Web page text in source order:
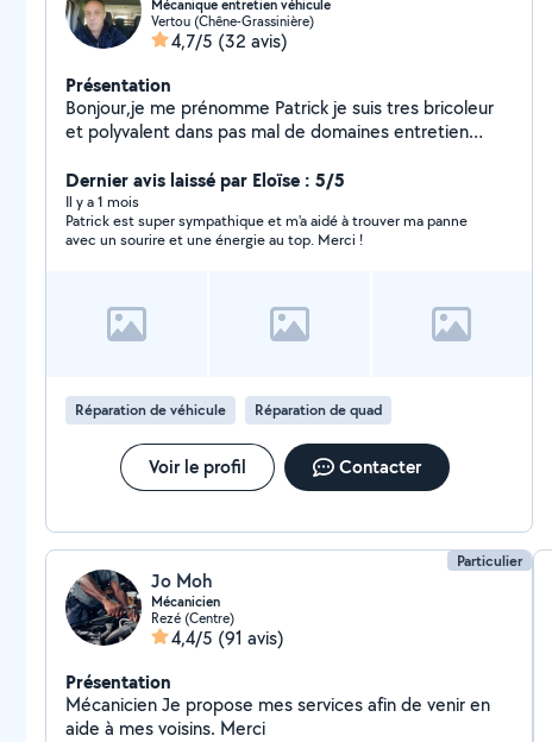
Mécanique entretien véhicule
Vertou (Chêne-Grassinière)
4,7/5 (32 avis)
Présentation
Bonjour,je me prénomme Patrick je suis tres bricoleur
et polyvalent dans pas mal de domaines entretien
propose pour un Travaille a effectué avec moi ca sera
Dernier avis laissé par Eloïse : 5/5
Il y a 1 mois
Patrick est super sympathique et m'a aidé à trouver ma panne
avec un sourire et une énergie au top. Merci !
Réparation de véhicule Réparation de quad
Voir le profil Contacter
Particulier
Jo Moh
Mécanicien
Rezé (Centre)
4,4/5 (91 avis)
Présentation
Mécanicien Je propose mes services afin de venir en
aide à mes voisins. Merci